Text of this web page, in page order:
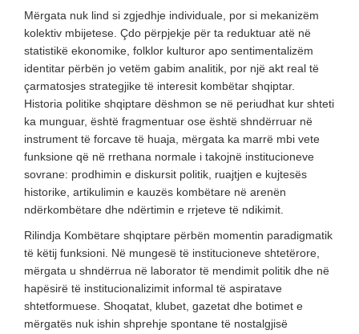
Mërgata nuk lind si zgjedhje individuale, por si mekanizëm
kolektiv mbijetese. Çdo përpjekje për ta reduktuar atë në
statistikë ekonomike, folklor kulturor apo sentimentalizëm
identitar përbën jo vetëm gabim analitik, por një akt real të
çarmatosjes strategjike të interesit kombëtar shqiptar.
Historia politike shqiptare dëshmon se në periudhat kur shteti
ka munguar, është fragmentuar ose është shndërruar në
instrument të forcave të huaja, mërgata ka marrë mbi vete
funksione që në rrethana normale i takojnë institucioneve
sovrane: prodhimin e diskursit politik, ruajtjen e kujtesës
historike, artikulimin e kauzës kombëtare në arenën
ndërkombëtare dhe ndërtimin e rrjeteve të ndikimit.
Rilindja Kombëtare shqiptare përbën momentin paradigmatik
të këtij funksioni. Në mungesë të institucioneve shtetërore,
mërgata u shndërrua në laborator të mendimit politik dhe në
hapësirë të institucionalizimit informal të aspiratave
shtetformuese. Shoqatat, klubet, gazetat dhe botimet e
mërgatës nuk ishin shprehje spontane të nostalgjisë